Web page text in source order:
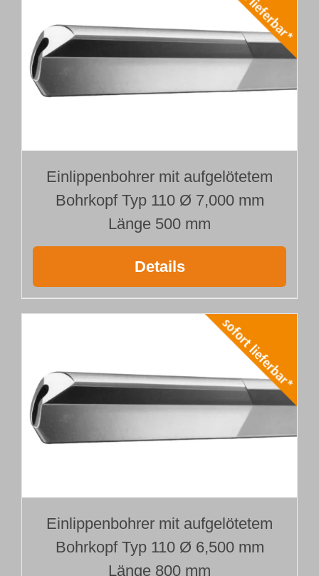
Einlippenbohrer mit aufgelötetem
Bohrkopf Typ 110 Ø 7,000 mm
Länge 500 mm
Details
Einlippenbohrer mit aufgelötetem
Bohrkopf Typ 110 Ø 6,500 mm
Länge 800 mm